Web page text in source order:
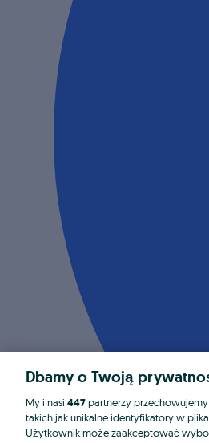
Dbamy o Twoją
My i nasi 447partnerzy
takich jak unikalne identyfikatory w
Użytkownik może zaakceptować